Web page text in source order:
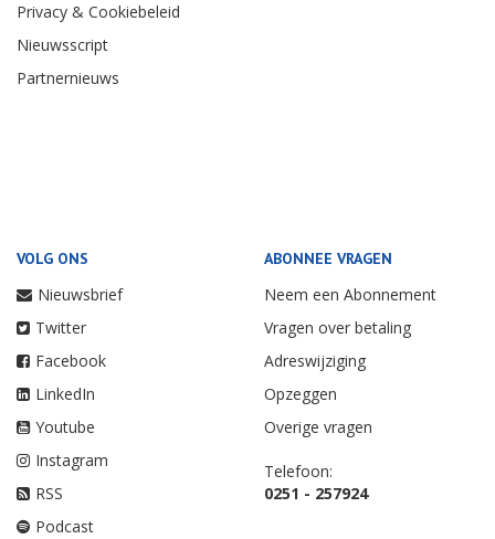
Privacy & Cookiebeleid
Nieuwsscript
Partnernieuws
VOLG ONS
Nieuwsbrief
Twitter
Facebook
LinkedIn
Youtube
Instagram
RSS
Podcast
ABONNEE VRAGEN
Neem een Abonnement
Vragen over betaling
Adreswijziging
Opzeggen
Overige vragen
Telefoon:
0251 - 257924